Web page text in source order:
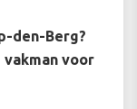
den-Berg?
vakman voor